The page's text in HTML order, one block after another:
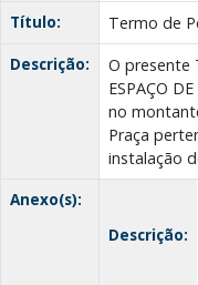
Título:
Termo de
Descrição:
O presente
ESPAÇO
no
Praça
instalação
Anexo(s):
Descrição: